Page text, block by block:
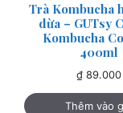
Trà Kombucha
dừa – GUTsy
Kombucha
400ml
₫ 89.000
Thêm vào